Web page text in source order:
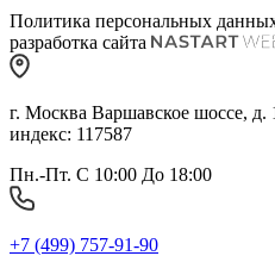
Политика персональных
разработка сайта
г. Москва Варшавское шоссе,
индекс: 117587
Пн.-Пт. С 10:00 До 18:00
+7 (499) 757-91-90